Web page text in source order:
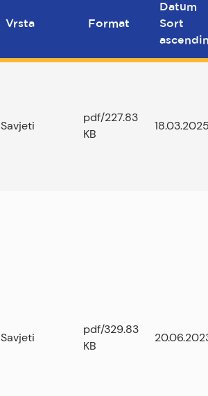
Vrsta Format
Datum
Sort
Savjeti
pdf/227.83
KB
Savjeti
pdf/329.83
KB